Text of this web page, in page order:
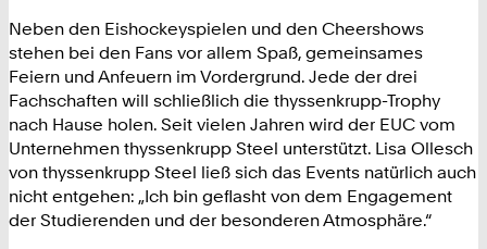
Neben den Eishockeyspielen und den Cheershows
stehen bei den Fans vor allem Spaß, gemeinsames
Feiern und Anfeuern im Vordergrund. Jede der drei
Fachschaften will schließlich die thyssenkrupp-Trophy
nach Hause holen. Seit vielen Jahren wird der EUC vom
Unternehmen thyssenkrupp Steel unterstützt. Lisa Ollesch
von thyssenkrupp Steel ließ sich das Events natürlich auch
nicht entgehen: „Ich bin geflasht von dem Engagement
der Studierenden und der besonderen Atmosphäre.“